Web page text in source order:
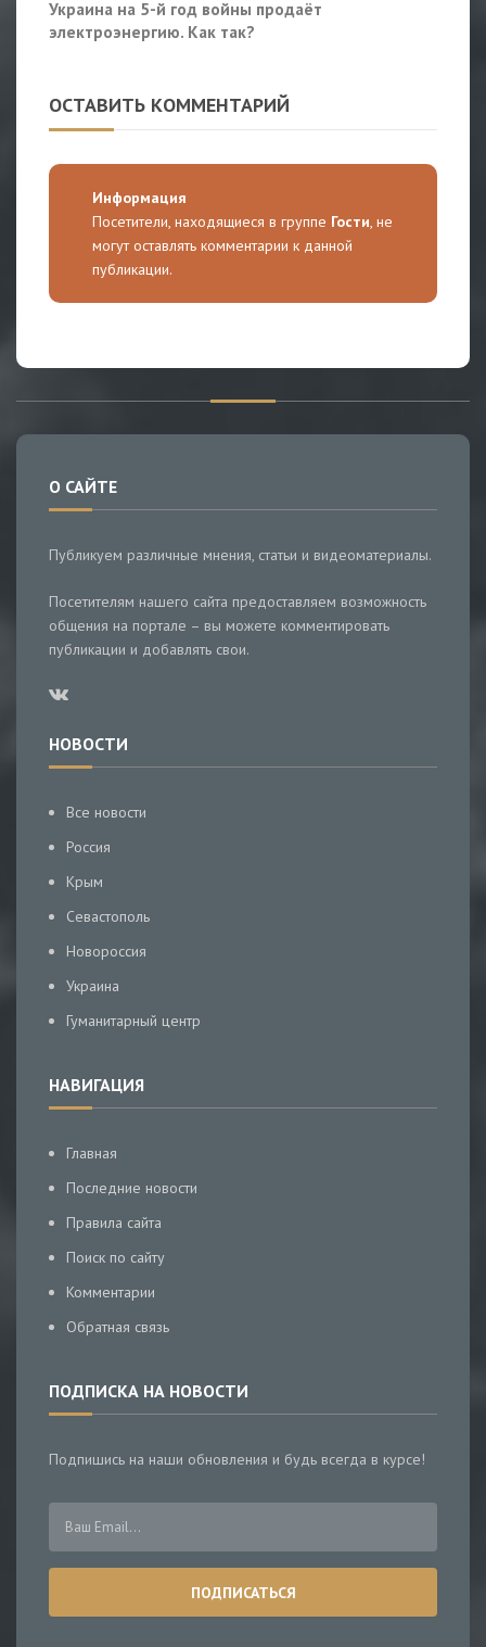
Украина на 5-й год войны продаёт
электроэнергию. Как так?
ОСТАВИТЬ КОММЕНТАРИЙ
Информация
Посетители, находящиеся в группе Гости, не
могут оставлять комментарии к данной
публикации.
О САЙТЕ
Публикуем различные мнения, статьи и видеоматериалы.
Посетителям нашего сайта предоставляем возможность
общения на портале – вы можете комментировать
публикации и добавлять свои.
НОВОСТИ
Все новости
Россия
Крым
Севастополь
Новороссия
Украина
Гуманитарный центр
НАВИГАЦИЯ
Главная
Последние новости
Правила сайта
Поиск по сайту
Комментарии
Обратная связь
ПОДПИСКА НА НОВОСТИ
Подпишись на наши обновления и будь всегда в курсе!